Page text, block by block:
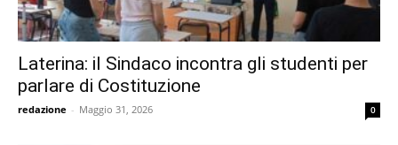
Laterina: il Sindaco incontra gli studenti per
parlare di Costituzione
redazione - Maggio 31, 2026 0